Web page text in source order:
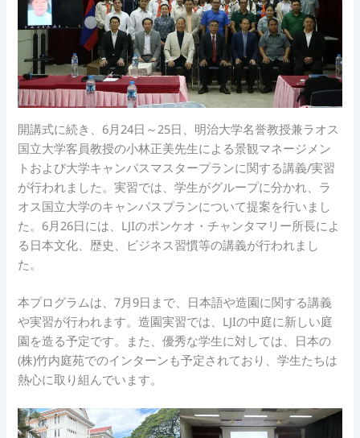
開講式に続き、6月24日～25日、明治大学名誉教授兼ラオス
国立大学客員教授の小林正美先生による景観マネージメン
トおよび大学キャンパスマスタープランに関する講義/実習
が行われました。実習では、学生がグループに分かれ、ラ
オス国立大学のキャンパスプランについて提案を行いまし
た。6月26日には、LJIのポンケオ・チャンタマリー所長によ
る日本文化、歴史、ビジネス習慣等の講義が行われまし
た。
本プログラムは、7月9日まで、日本語や造園に関する講義
や実習が行われます。造園実習では、LJIの中庭に新しい庭
園を造る予定です。また、優秀な学生に対しては、日本の
(株)竹内庭苑でのインターンも予定されており、学生たちは
熱心に取り組んでいます。